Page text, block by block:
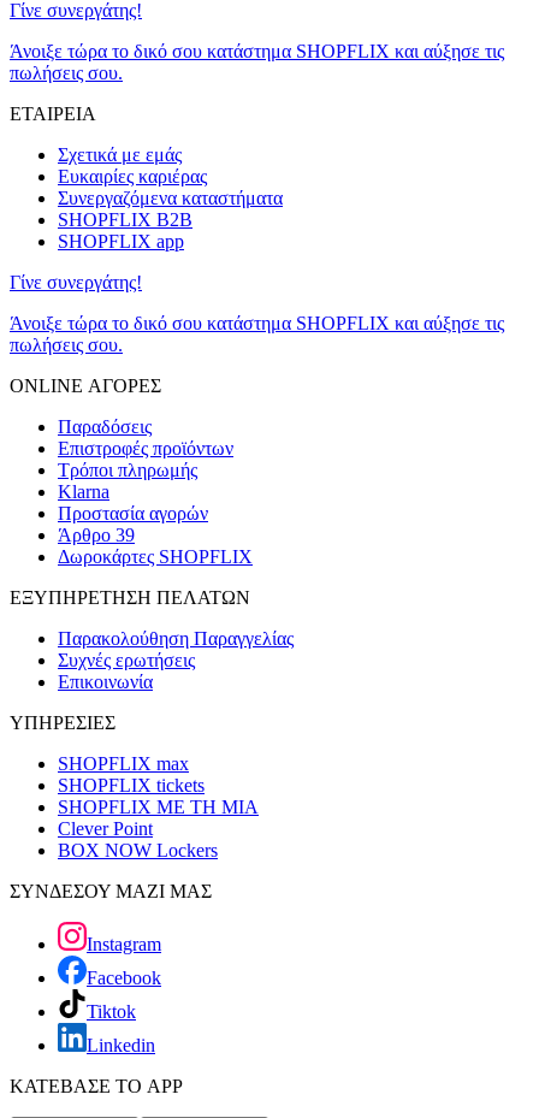
Γίνε συνεργάτης!
Άνοιξε τώρα το δικό σου κατάστημα SHOPFLIX και αύξησε τις
πωλήσεις σου.
ΕΤΑΙΡΕΙΑ
Σχετικά με εμάς
Ευκαιρίες καριέρας
Συνεργαζόμενα καταστήματα
SHOPFLIX B2B
SHOPFLIX app
Γίνε συνεργάτης!
Άνοιξε τώρα το δικό σου κατάστημα SHOPFLIX και αύξησε τις
πωλήσεις σου.
ONLINE ΑΓΟΡΕΣ
Παραδόσεις
Επιστροφές προϊόντων
Τρόποι πληρωμής
Klarna
Προστασία αγορών
Άρθρο 39
Δωροκάρτες SHOPFLIX
ΕΞΥΠΗΡΕΤΗΣΗ ΠΕΛΑΤΩΝ
Παρακολούθηση Παραγγελίας
Συχνές ερωτήσεις
Επικοινωνία
ΥΠΗΡΕΣΙΕΣ
SHOPFLIX max
SHOPFLIX tickets
SHOPFLIX ΜΕ ΤΗ ΜΙΑ
Clever Point
BOX NOW Lockers
ΣΥΝΔΕΣΟΥ ΜΑΖΙ ΜΑΣ
Instagram
Facebook
Tiktok
Linkedin
ΚΑΤΕΒΑΣΕ ΤΟ APP